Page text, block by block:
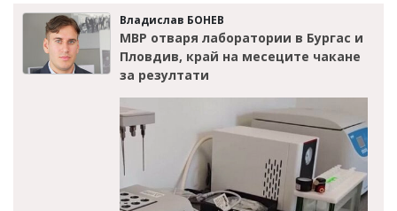
Владислав БОНЕВ
МВР отваря лаборатории в Бургас и
Пловдив, край на месеците чакане
за резултати